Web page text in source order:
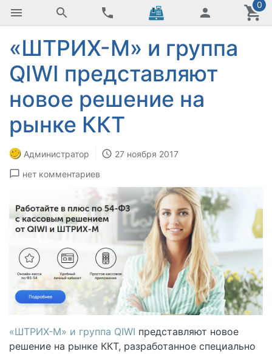
0
«ШТРИХ-М» и группа
QIWI представляют
новое решение на
рынке ККТ
Администратор
27 ноября 2017
нет комментариев
«ШТРИХ-М» и группа QIWI представляют новое
решение на рынке ККТ, разработанное специально